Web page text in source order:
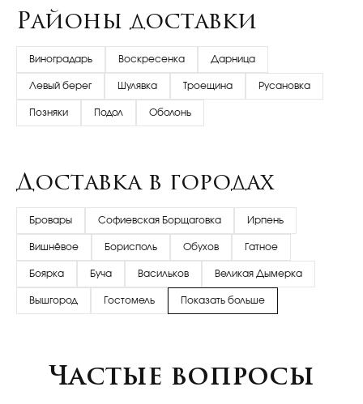
Районы доставки
Виноградарь Воскресенка Дарница
Левый берег Шулявка Троещина Русановка
Позняки Подол Оболонь
Доставка в городах
Бровары Софиевская Борщаговка Ирпень
Вишнёвое Борисполь Обухов Гатное
Боярка Буча Васильков Великая Дымерка
Вышгород Гостомель Показать больше
Частые вопросы